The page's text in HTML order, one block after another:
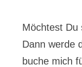
Möchtest Du
Dann werde
buche mich